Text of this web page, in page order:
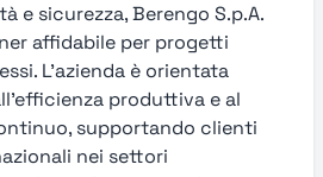
e sicurezza, Berengo S.p.A.
affidabile per progetti
L’azienda è orientata
produttiva e al
supportando clienti
nei settori